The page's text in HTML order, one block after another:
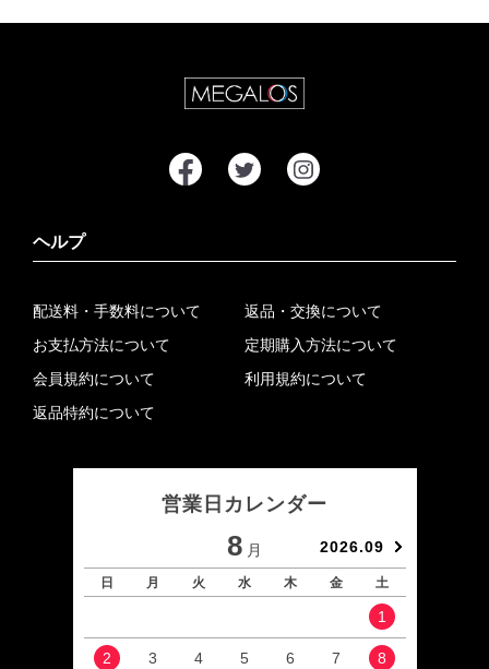
ヘルプ
配送料・手数料について
お支払方法について
会員規約について
返品特約について
返品・交換について
定期購入方法について
利用規約について
営業日カレンダー
8 月 2026.09
日 月 火 水 木 金 土
1
2 3 4 5 6 7 8